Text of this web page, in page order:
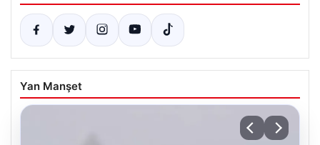
Yan Manşet